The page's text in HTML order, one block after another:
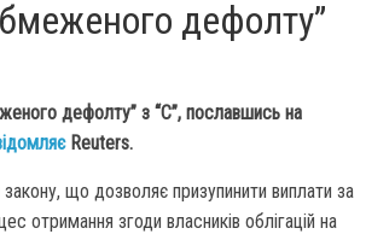
дефолту”
дефолту” з “C”, пославшись на
Reuters.
що дозволяє призупинити виплати за
отримання згоди власників облігацій на